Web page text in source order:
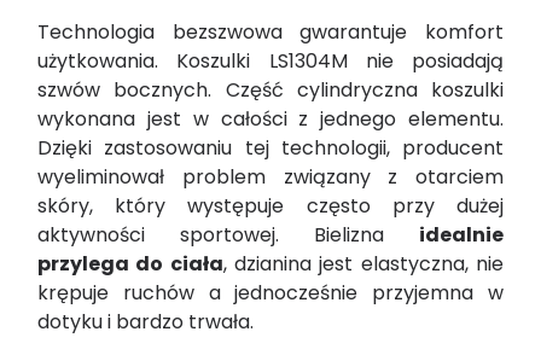
Technologia bezszwowa gwarantuje komfort
użytkowania. Koszulki LS1304M nie posiadają
szwów bocznych. Część cylindryczna koszulki
wykonana jest w całości z jednego elementu.
Dzięki zastosowaniu tej technologii, producent
wyeliminował problem związany z otarciem
skóry, który występuje często przy dużej
aktywności sportowej. Bielizna idealnie
przylega do ciała, dzianina jest elastyczna, nie
krępuje ruchów a jednocześnie przyjemna w
dotyku i bardzo trwała.